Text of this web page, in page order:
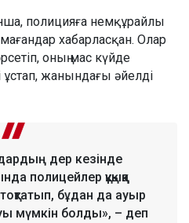
полицияға немқұрайлы
хабарласқан. Олар
оның мас күйде
ұстап, жанындағы әйелді
дер кезінде
полицейлер құқыққа
бұдан да ауыр
мүмкін болды», – деп